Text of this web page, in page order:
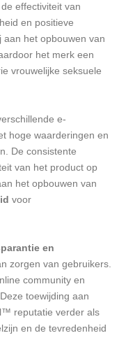
effectiviteit van
en positieve
het opbouwen van
het merk een
vrouwelijke seksuele
e-
hoge waarderingen en
De consistente
van het product op
het opbouwen van
voor
en
zorgen van gebruikers.
community en
toewijding aan
reputatie verder als
en de tevredenheid